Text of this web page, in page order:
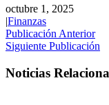
octubre 1, 2025
|Finanzas
Publicación Anterior
Siguiente Publicación
Noticias